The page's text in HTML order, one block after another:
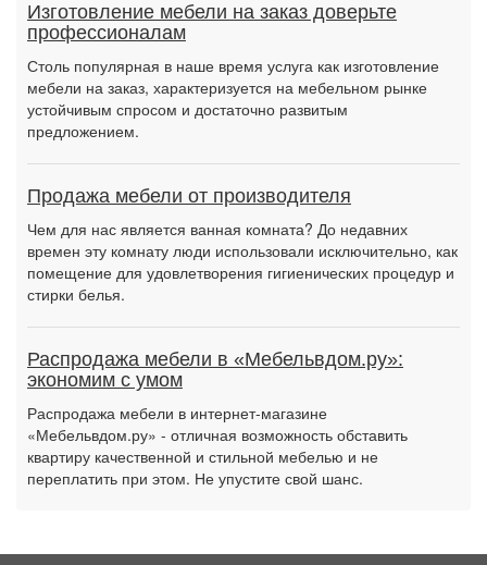
Изготовление мебели на заказ доверьте
профессионалам
Столь популярная в наше время услуга как изготовление
мебели на заказ, характеризуется на мебельном рынке
устойчивым спросом и достаточно развитым
предложением.
Продажа мебели от производителя
Чем для нас является ванная комната? До недавних
времен эту комнату люди использовали исключительно, как
помещение для удовлетворения гигиенических процедур и
стирки белья.
Распродажа мебели в «Мебельвдом.ру»:
экономим с умом
Распродажа мебели в интернет-магазине
«Мебельвдом.ру» - отличная возможность обставить
квартиру качественной и стильной мебелью и не
переплатить при этом. Не упустите свой шанс.